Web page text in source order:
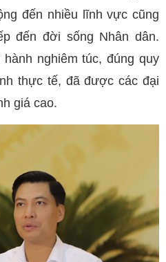
đến nhiều lĩnh vực cũng
đến đời sống Nhân dân.
nghiêm túc, đúng quy
thực tế, đã được các đại
giá cao.